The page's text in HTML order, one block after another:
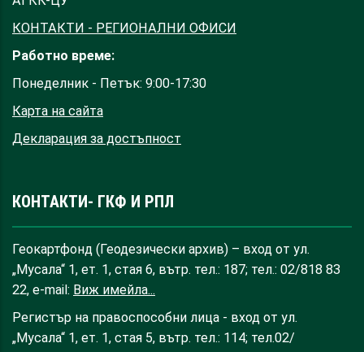
КОНТАКТИ - РЕГИОНАЛНИ ОФИСИ
Работно време:
Понеделник - Петък: 9:00-17:30
Карта на сайта
Декларация за достъпност
КОНТАКТИ- ГКФ И РПЛ
Геокартфонд (Геодезически архив) – вход от ул.
„Мусала“ 1, ет. 1, стая 6, вътр. тел.: 187; тел.: 02/818 83
22, e-mail: Виж имейла...
Регистър на правоспособни лица - вход от ул.
„Мусала“ 1, ет. 1, стая 5, вътр. тел.: 114; тел.02/